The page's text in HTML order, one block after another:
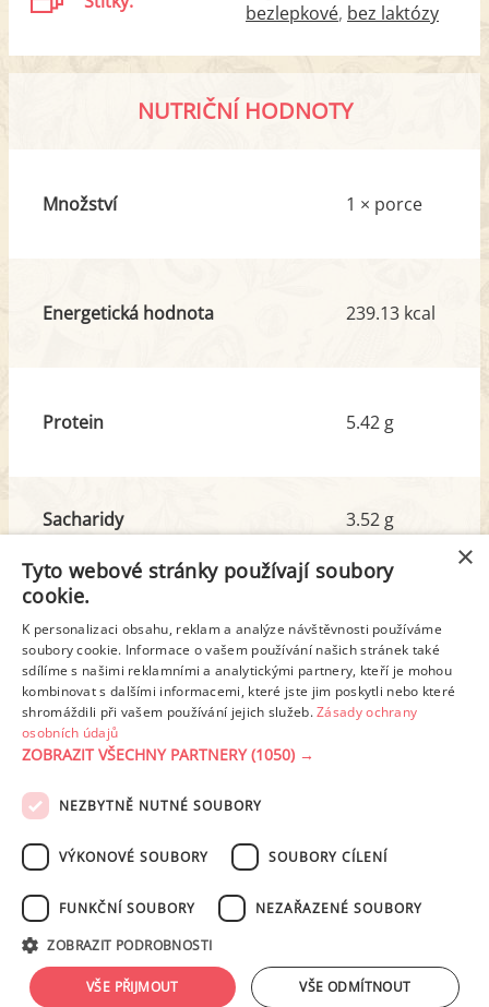
bezlepkové bez laktózy
NUTRIČNÍ HODNOTY
Množství 1 × porce
Energetická hodnota 239.13 kcal
Protein 5.42 g
Sacharidy
3.52 g
Tuk
z toho nas. mastné kyseliny
22.64 g
2.35 g
Detailní rozpis
PODMÍNKY UŽITÍ ZÁSADY OCHRANY OSOBNÍCH ÚDAJŮ
NASTAVENÍ COOKIES
tohoto serveru je bez písemného souhlasu provozovatele zakázáno.
Design: Eva Roverová
×
Tyto webové stránky používají soubory
cookie.
K personalizaci obsahu, reklam a analýze návštěvnosti používáme
soubory cookie. Informace o vašem používání našich stránek také
sdílíme s našimi reklamními a analytickými partnery, kteří je mohou
kombinovat s dalšími informacemi, které jste jim poskytli nebo které
shromáždili při vašem používání jejich služeb.Zásady ochrany
osobních údajů
ZOBRAZIT VŠECHNY PARTNERY(1050) →
NEZBYTNĚ NUTNÉ SOUBORY
VÝKONOVÉ SOUBORY SOUBORY CÍLENÍ
FUNKČNÍ SOUBORY NEZAŘAZENÉ SOUBORY
ZOBRAZIT PODROBNOSTI
VŠE PŘIJMOUT VŠE ODMÍTNOUT